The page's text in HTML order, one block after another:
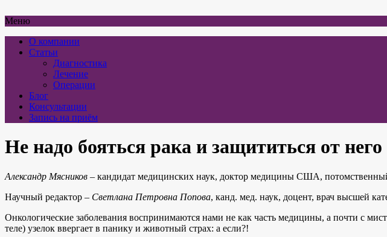
Меню
О компании
Статьи
Диагностика
Лечение
Операции
Блог
Консультации
Запись на приём
Не надо бояться рака и защититься от него
Александр Мясников – кандидат медицинских наук, доктор медицины США,
Научный редактор – Светлана Петровна Попова, канд. мед. наук, доцент, врач высшей
Онкологические заболевания воспринимаются нами не как часть медицины, а почти с
теле) узелок ввергает в панику и животный страх: а если?!